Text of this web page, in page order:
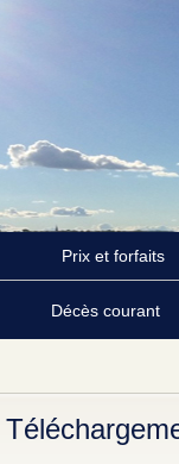
Prix et forfaits
Décès courant